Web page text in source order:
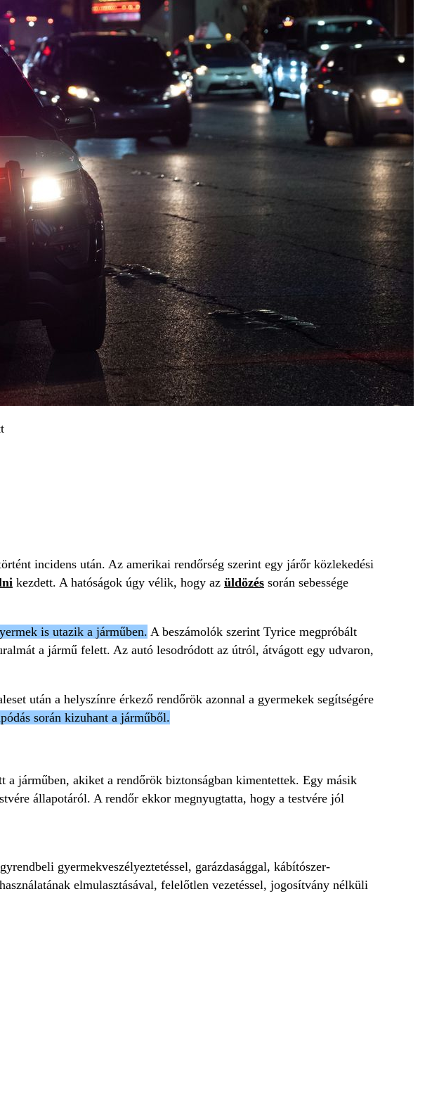
incidens után. Az amerikai rendőrség szerint egy járőr közlekedési
kezdett. A hatóságok úgy vélik, hogy az üldözés során sebessége
is utazik a járműben. A beszámolók szerint Tyrice megpróbált
a jármű felett. Az autó lesodródott az útról, átvágott egy udvaron,
után a helyszínre érkező rendőrök azonnal a gyermekek segítségére
során kizuhant a járműből.
járműben, akiket a rendőrök biztonságban kimentettek. Egy másik
állapotáról. A rendőr ekkor megnyugtatta, hogy a testvére jól
gyermekveszélyeztetéssel, garázdasággal, kábítószer-
elmulasztásával, felelőtlen vezetéssel, jogosítvány nélküli